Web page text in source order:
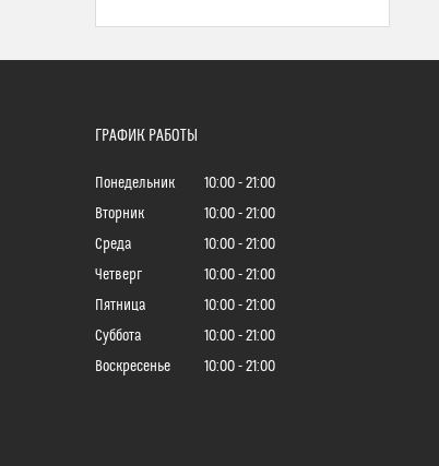
ГРАФИК РАБОТЫ
Понедельник 10:00
21:00
Вторник
10:00
21:00
Среда
10:00
21:00
Четверг
10:00
21:00
Пятница
10:00
21:00
Суббота
10:00
21:00
Воскресенье
10:00 21:00